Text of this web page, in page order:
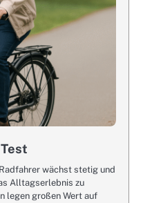
wächst stetig und
Alltagserlebnis zu
legen großen Wert auf